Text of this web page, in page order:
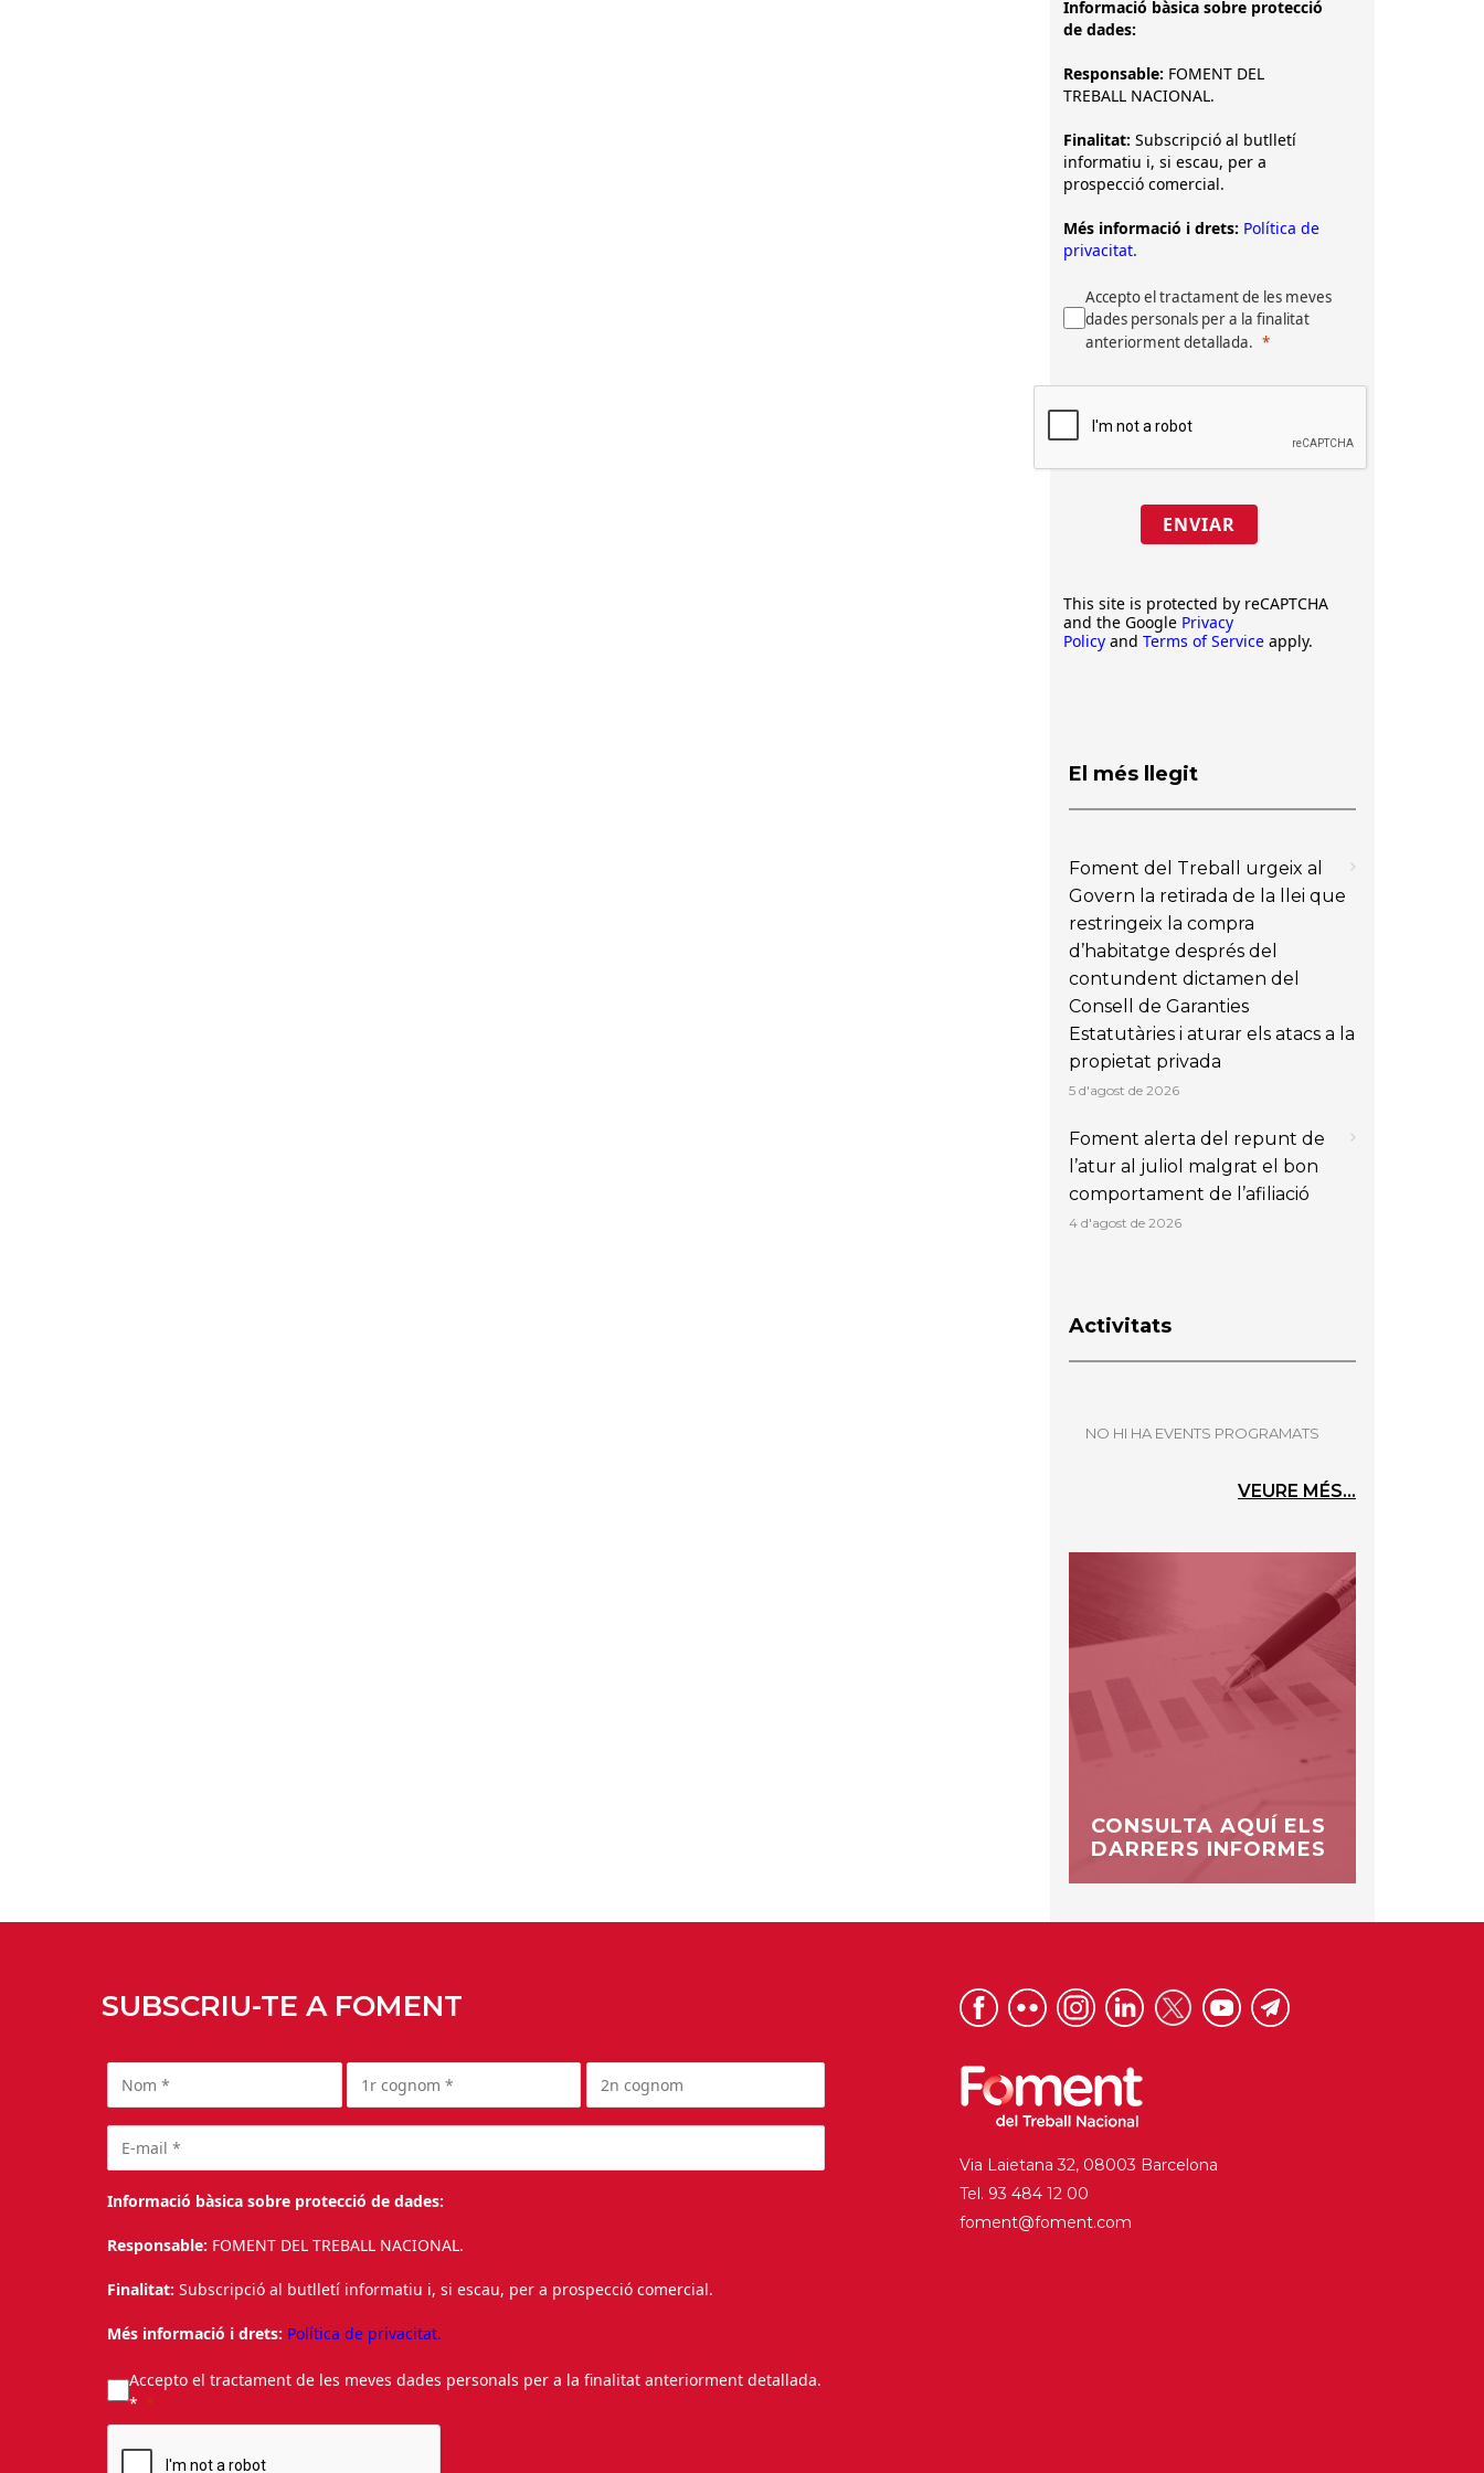
Informació bàsica sobre protecció
de dades:
Responsable: FOMENT DEL
TREBALL NACIONAL.
Finalitat: Subscripció al butlletí
informatiu i, si escau, per a
prospecció comercial.
Més informació i drets: Política de
privacitat.
Accepto el tractament de les meves
dades personals per a la finalitat
anteriorment detallada.
ENVIAR
This site is protected by reCAPTCHA
and the Google Privacy
Policy and Terms of Service apply.
El més llegit
Foment del Treball urgeix al
Govern la retirada de la llei que
restringeix la compra
d’habitatge després del
contundent dictamen del
Consell de Garanties
Estatutàries i aturar els atacs a la
propietat privada
5 d'agost de 2026
Foment alerta del repunt de
l’atur al juliol malgrat el bon
comportament de l’afiliació
4 d'agost de 2026
Activitats
NO HI HA EVENTS PROGRAMATS
VEURE MÉS...
CONSULTA AQUÍ ELS
DARRERS INFORMES
SUBSCRIU-TE A FOMENT
Informació bàsica sobre protecció de dades:
Responsable: FOMENT DEL TREBALL NACIONAL.
Finalitat: Subscripció al butlletí informatiu i, si escau, per a prospecció comercial.
Més informació i drets: Política de privacitat.
Accepto el tractament de les meves dades personals per a la finalitat anteriorment detallada.
*
Via Laietana 32, 08003 Barcelona
Tel. 93 484 12 00
foment@foment.com